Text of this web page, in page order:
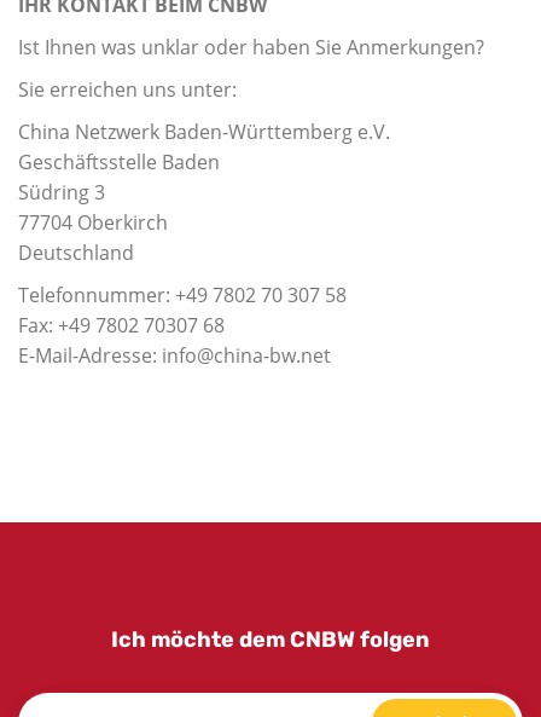
Ist Ihnen was unklar oder haben Sie Anmerkungen?
Sie erreichen uns unter:
China Netzwerk Baden-Württemberg e.V.
Geschäftsstelle Baden
Südring 3
77704 Oberkirch
Deutschland
Telefonnummer: +49 7802 70 307 58
Fax: +49 7802 70307 68
E-Mail-Adresse: info@china-bw.net
Ich möchte dem CNBW folgen